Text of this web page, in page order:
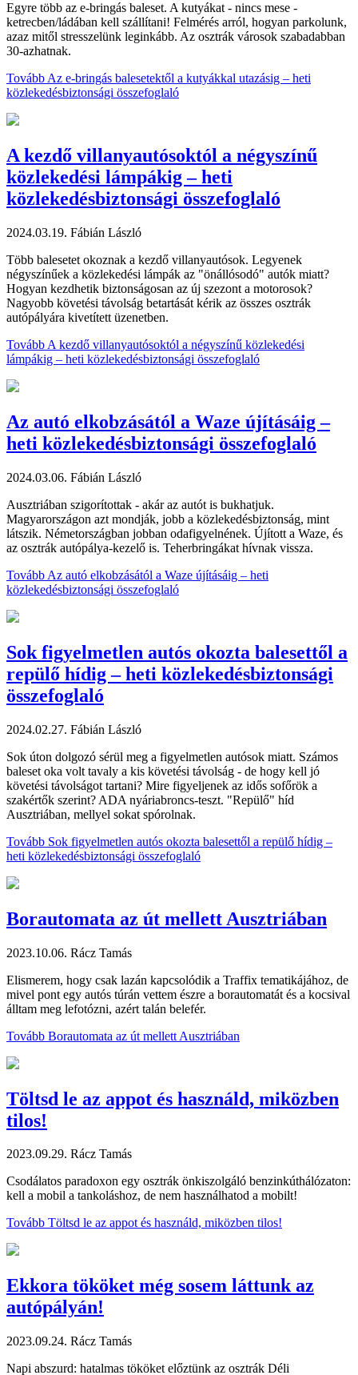
Egyre több az e-bringás baleset. A kutyákat - nincs mese -
ketrecben/ládában kell szállítani! Felmérés arról, hogyan parkolunk,
azaz mitől stresszelünk leginkább. Az osztrák városok szabadabban
30-azhatnak.
TovábbAz e-bringás balesetektől a kutyákkal utazásig – heti
közlekedésbiztonsági összefoglaló
A kezdő villanyautósoktól a négyszínű
közlekedési lámpákig – heti
közlekedésbiztonsági összefoglaló
2024.03.19. Fábián László
Több balesetet okoznak a kezdő villanyautósok. Legyenek
négyszínűek a közlekedési lámpák az "önállósodó" autók miatt?
Hogyan kezdhetik biztonságosan az új szezont a motorosok?
Nagyobb követési távolság betartását kérik az összes osztrák
autópályára kivetített üzenetben.
Tovább A kezdő villanyautósoktól a négyszínű közlekedési
lámpákig – heti közlekedésbiztonsági összefoglaló
Az autó elkobzásától a Waze újításáig –
heti közlekedésbiztonsági összefoglaló
2024.03.06. Fábián László
Ausztriában szigorítottak - akár az autót is bukhatjuk.
Magyarországon azt mondják, jobb a közlekedésbiztonság, mint
látszik. Németországban jobban odafigyelnének. Újított a Waze, és
az osztrák autópálya-kezelő is. Teherbringákat hívnak vissza.
Tovább Az autó elkobzásától a Waze újításáig – heti
közlekedésbiztonsági összefoglaló
Sok figyelmetlen autós okozta balesettől a
repülő hídig – heti közlekedésbiztonsági
összefoglaló
2024.02.27. Fábián László
Sok úton dolgozó sérül meg a figyelmetlen autósok miatt. Számos
baleset oka volt tavaly a kis követési távolság - de hogy kell jó
követési távolságot tartani? Mire figyeljenek az idős sofőrök a
szakértők szerint? ADA nyáriabroncs-teszt. "Repülő" híd
Ausztriában, mellyel sokat spórolnak.
Tovább Sok figyelmetlen autós okozta balesettől a repülő hídig –
heti közlekedésbiztonsági összefoglaló
Borautomata az út mellett Ausztriában
2023.10.06. Rácz Tamás
Elismerem, hogy csak lazán kapcsolódik a Traffix tematikájához, de
mivel pont egy autós túrán vettem észre a borautomatát és a kocsival
álltam meg lefotózni, azért talán belefér.
Tovább Borautomata az út mellett Ausztriában
Töltsd le az appot és használd, miközben
tilos!
2023.09.29. Rácz Tamás
Csodálatos paradoxon egy osztrák önkiszolgáló benzinkúthálózaton:
kell a mobil a tankoláshoz, de nem használhatod a mobilt!
Tovább Töltsd le az appot és használd, miközben tilos!
Ekkora tököket még sosem láttunk az
autópályán!
2023.09.24. Rácz Tamás
Napi abszurd: hatalmas tököket előztünk az osztrák Déli